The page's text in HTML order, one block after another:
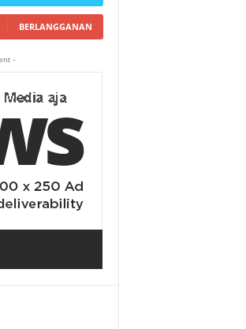
BERLANGGANAN
-